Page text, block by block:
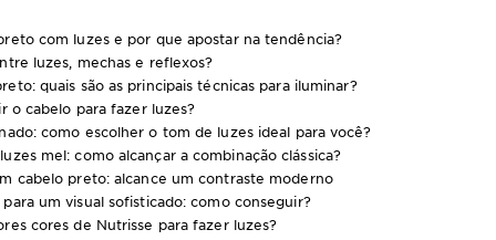
com luzes e por que apostar na tendência?
luzes, mechas e reflexos?
quais são as principais técnicas para iluminar?
o cabelo para fazer luzes?
como escolher o tom de luzes ideal para você?
mel: como alcançar a combinação clássica?
cabelo preto: alcance um contraste moderno
um visual sofisticado: como conseguir?
cores de Nutrisse para fazer luzes?